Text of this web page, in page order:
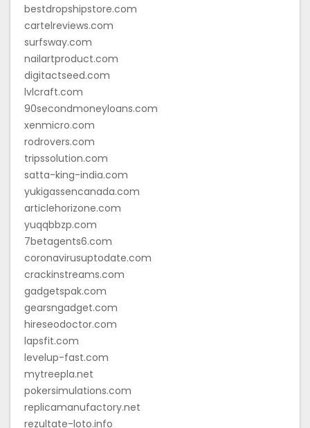
bestdropshipstore.com
cartelreviews.com
surfsway.com
nailartproduct.com
digitactseed.com
lvlcraft.com
90secondmoneyloans.com
xenmicro.com
rodrovers.com
tripssolution.com
satta-king-india.com
yukigassencanada.com
articlehorizone.com
yuqqbbzp.com
7betagents6.com
coronavirusuptodate.com
crackinstreams.com
gadgetspak.com
gearsngadget.com
hireseodoctor.com
lapsfit.com
levelup-fast.com
mytreepla.net
pokersimulations.com
replicamanufactory.net
rezultate-loto.info